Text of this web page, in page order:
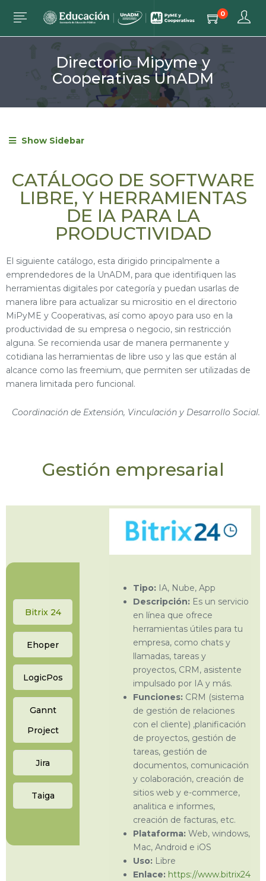
0
Directorio Mipyme y
Cooperativas UnADM
Show Sidebar
CATÁLOGO DE SOFTWARE
LIBRE, Y HERRAMIENTAS
DE IA PARA LA
PRODUCTIVIDAD
El siguiente catálogo, esta dirigido principalmente a
emprendedores de la UnADM, para que identifiquen las
herramientas digitales por categoría y puedan usarlas de
manera libre para actualizar su micrositio en el directorio
MiPyME y Cooperativas, así como apoyo para uso en la
productividad de su empresa o negocio, sin restricción
alguna. Se recomienda usar de manera permanente y
cotidiana las herramientas de libre uso y las que están al
alcance como las freemium, que permiten ser utilizadas de
manera limitada pero funcional.
Coordinación de Extensión, Vinculación y Desarrollo Social.
Gestión empresarial
Bitrix 24
Ehoper
LogicPos
Gannt
Project
Jira
Taiga
Tipo: IA, Nube, App
Descripción: Es un servicio
en línea que ofrece
herramientas útiles para tu
empresa, como chats y
llamadas, tareas y
proyectos, CRM, asistente
impulsado por IA y más.
Funciones: CRM (sistema
de gestión de relaciones
con el cliente) ,planificación
de proyectos, gestión de
tareas, gestión de
documentos, comunicación
y colaboración, creación de
sitios web y e-commerce,
analitica e informes,
creación de facturas, etc.
Plataforma:Web, windows,
Mac, Android e iOS
Uso: Libre
Enlace: https://www.bitrix24